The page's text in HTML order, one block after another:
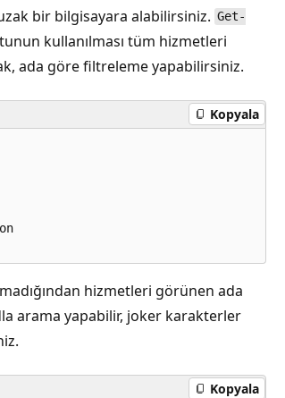
bir bilgisayara alabilirsiniz. Get-
kullanılması tüm hizmetleri
ada göre filtreleme yapabilirsiniz.
Kopyala
hizmetleri görünen ada
arama yapabilir, joker karakterler
Kopyala